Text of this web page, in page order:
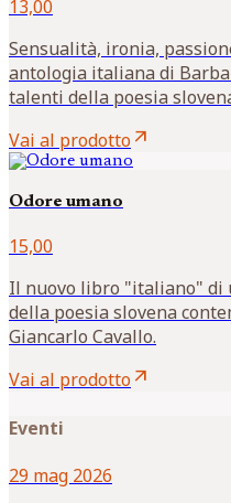
13,00
Sensualità, ironia,
antologia italiana di
talenti della poesia
Vai al prodottoarrow_outward
Odore umano
15,00
Il nuovo libro "italiano" di
della poesia slovena
Giancarlo Cavallo.
Vai al prodottoarrow_outward
Eventi
29 mag 2026